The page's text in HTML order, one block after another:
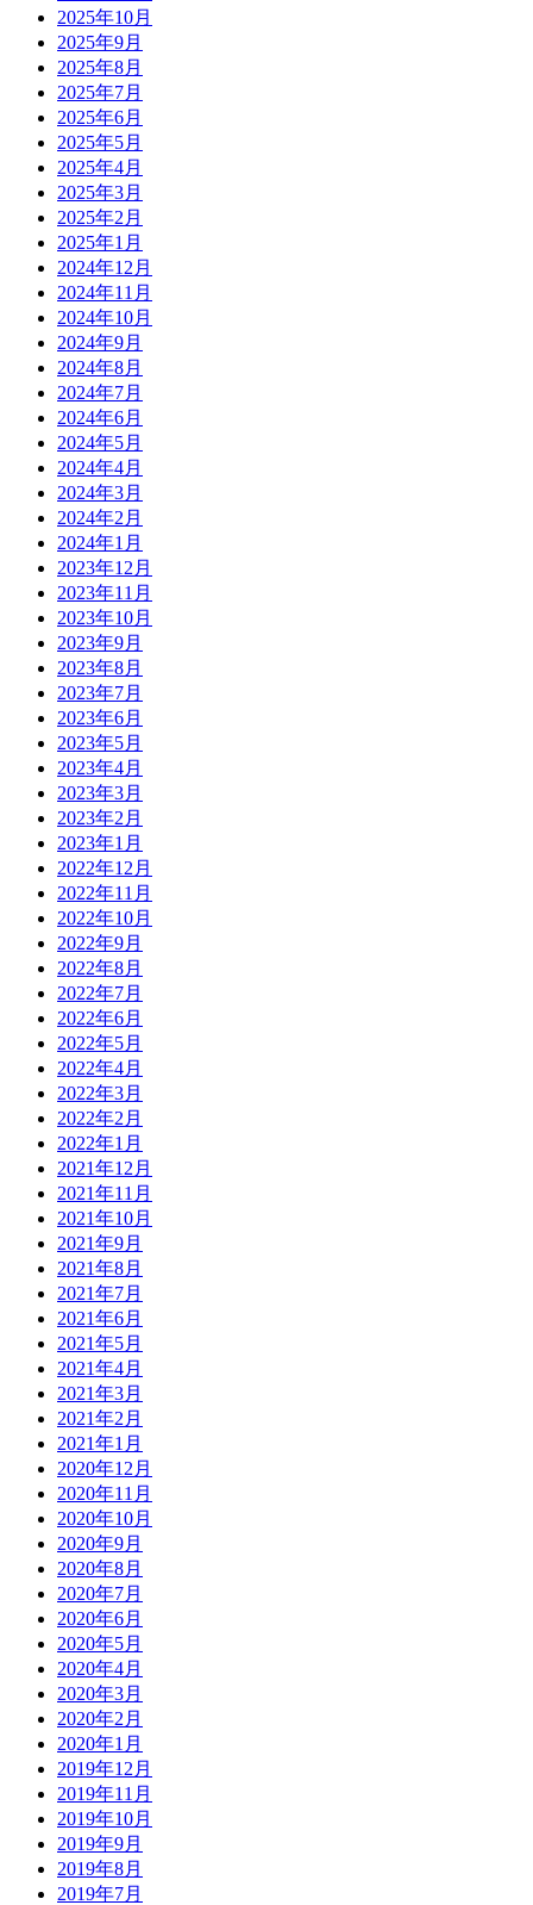
2025年10月
2025年9月
2025年8月
2025年7月
2025年6月
2025年5月
2025年4月
2025年3月
2025年2月
2025年1月
2024年12月
2024年11月
2024年10月
2024年9月
2024年8月
2024年7月
2024年6月
2024年5月
2024年4月
2024年3月
2024年2月
2024年1月
2023年12月
2023年11月
2023年10月
2023年9月
2023年8月
2023年7月
2023年6月
2023年5月
2023年4月
2023年3月
2023年2月
2023年1月
2022年12月
2022年11月
2022年10月
2022年9月
2022年8月
2022年7月
2022年6月
2022年5月
2022年4月
2022年3月
2022年2月
2022年1月
2021年12月
2021年11月
2021年10月
2021年9月
2021年8月
2021年7月
2021年6月
2021年5月
2021年4月
2021年3月
2021年2月
2021年1月
2020年12月
2020年11月
2020年10月
2020年9月
2020年8月
2020年7月
2020年6月
2020年5月
2020年4月
2020年3月
2020年2月
2020年1月
2019年12月
2019年11月
2019年10月
2019年9月
2019年8月
2019年7月